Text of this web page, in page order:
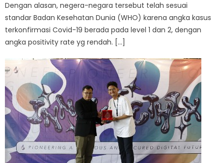
Dengan alasan, negera-negara tersebut telah sesuai
standar Badan Kesehatan Dunia (WHO) karena angka kasus
terkonfirmasi Covid-19 berada pada level 1 dan 2, dengan
angka positivity rate yg rendah. […]